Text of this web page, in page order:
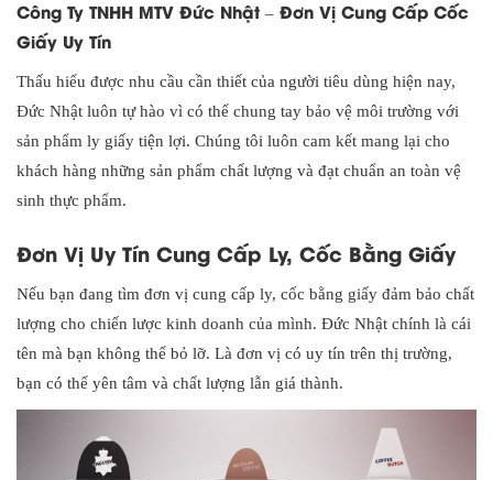
Công Ty TNHH MTV Đức Nhật – Đơn Vị Cung Cấp Cốc
Giấy Uy Tín
Thấu hiểu được nhu cầu cần thiết của người tiêu dùng hiện nay,
Đức Nhật luôn tự hào vì có thể chung tay bảo vệ môi trường với
sản phẩm ly giấy tiện lợi. Chúng tôi luôn cam kết mang lại cho
khách hàng những sản phẩm chất lượng và đạt chuẩn an toàn vệ
sinh thực phẩm.
Đơn Vị Uy Tín Cung Cấp Ly, Cốc Bằng Giấy
Nếu bạn đang tìm đơn vị cung cấp ly, cốc bằng giấy đảm bảo chất
lượng cho chiến lược kinh doanh của mình. Đức Nhật chính là cái
tên mà bạn không thể bỏ lỡ. Là đơn vị có uy tín trên thị trường,
bạn có thể yên tâm và chất lượng lẫn giá thành.